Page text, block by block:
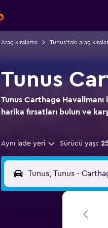
Araç kiralama Tunus'taki araç
Tunus
Tunus Carthage
harika fırsatları bulun ve
Aynı iade yeri Sürücü yaşı: